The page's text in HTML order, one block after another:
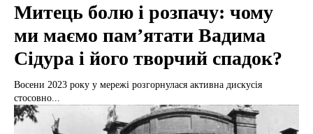
Митець болю і розпачу: чому
ми маємо пам’ятати Вадима
Сідура і його творчий спадок?
Восени 2023 року у мережі розгорнулася активна дискусія
стосовно...